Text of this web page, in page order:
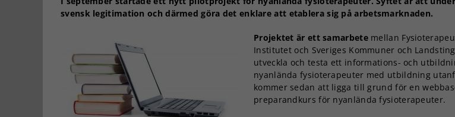
svensk legitimation och därmed göra det enklare att etablera sig på arbetsmarknaden.
Projektet är ett samarbetemellan
Institutet och Sveriges Kommuner och
utveckla och testa ett informations- och
nyanlända fysioterapeuter med utbildning
kommer sedan att ligga till grund för en
preparandkurs för nyanlända fysioterapeuter.